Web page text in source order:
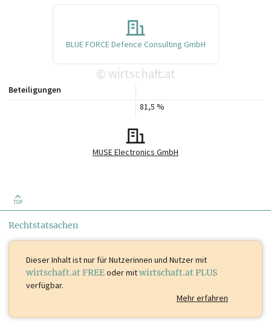
BLUE FORCE Defence Consulting GmbH
© wirtschaft.at
MUSE Electronics GmbH
81,5 %
Beteiligungen
TOP
Rechtstatsachen
Dieser Inhalt istnur für Nutzerinnen und Nutzer mit
wirtschaft.at FREEoder mitwirtschaft.at PLUS
verfügbar.
Mehr erfahren